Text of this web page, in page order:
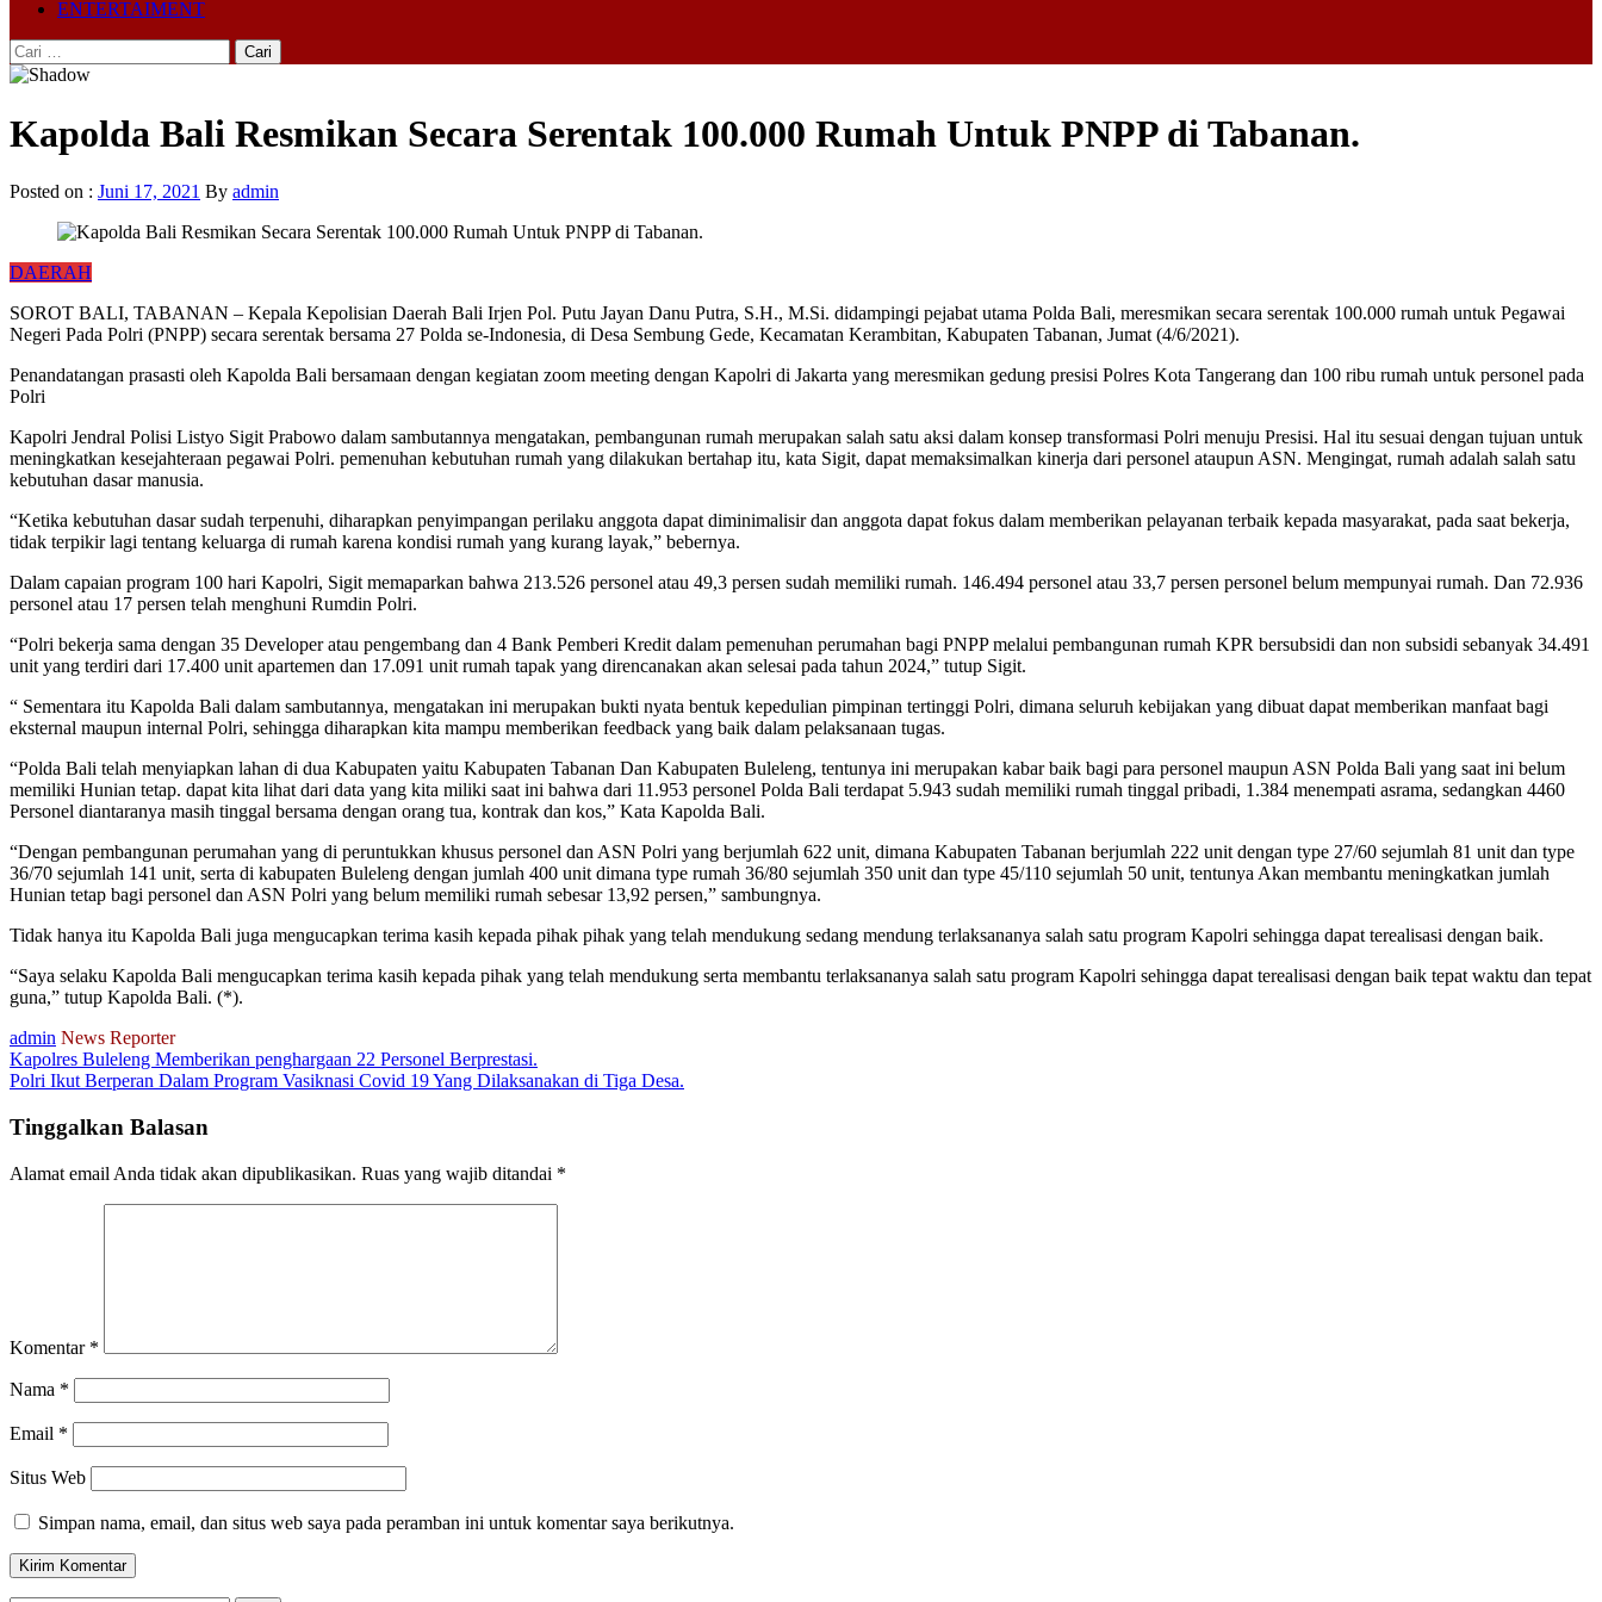
ENTERTAIMENT
Cari
untuk:
Kapolda Bali Resmikan Secara Serentak 100.000 Rumah Untuk PNPP di Tabanan.
Posted on : Juni 17, 2021 By admin
DAERAH
SOROT BALI, TABANAN – Kepala Kepolisian Daerah Bali Irjen Pol. Putu Jayan Danu Putra, S.H., M.Si. didampingi pejabat utama Polda Bali, meresmikan secara serentak 100.000 rumah untuk Pegawai
Negeri Pada Polri (PNPP) secara serentak bersama 27 Polda se-Indonesia, di Desa Sembung Gede, Kecamatan Kerambitan, Kabupaten Tabanan, Jumat (4/6/2021).
Penandatangan prasasti oleh Kapolda Bali bersamaan dengan kegiatan zoom meeting dengan Kapolri di Jakarta yang meresmikan gedung presisi Polres Kota Tangerang dan 100 ribu rumah untuk personel pada
Polri
Kapolri Jendral Polisi Listyo Sigit Prabowo dalam sambutannya mengatakan, pembangunan rumah merupakan salah satu aksi dalam konsep transformasi Polri menuju Presisi. Hal itu sesuai dengan tujuan untuk
meningkatkan kesejahteraan pegawai Polri. pemenuhan kebutuhan rumah yang dilakukan bertahap itu, kata Sigit, dapat memaksimalkan kinerja dari personel ataupun ASN. Mengingat, rumah adalah salah satu
kebutuhan dasar manusia.
“Ketika kebutuhan dasar sudah terpenuhi, diharapkan penyimpangan perilaku anggota dapat diminimalisir dan anggota dapat fokus dalam memberikan pelayanan terbaik kepada masyarakat, pada saat bekerja,
tidak terpikir lagi tentang keluarga di rumah karena kondisi rumah yang kurang layak,” bebernya.
Dalam capaian program 100 hari Kapolri, Sigit memaparkan bahwa 213.526 personel atau 49,3 persen sudah memiliki rumah. 146.494 personel atau 33,7 persen personel belum mempunyai rumah. Dan 72.936
personel atau 17 persen telah menghuni Rumdin Polri.
“Polri bekerja sama dengan 35 Developer atau pengembang dan 4 Bank Pemberi Kredit dalam pemenuhan perumahan bagi PNPP melalui pembangunan rumah KPR bersubsidi dan non subsidi sebanyak 34.491
unit yang terdiri dari 17.400 unit apartemen dan 17.091 unit rumah tapak yang direncanakan akan selesai pada tahun 2024,” tutup Sigit.
“ Sementara itu Kapolda Bali dalam sambutannya, mengatakan ini merupakan bukti nyata bentuk kepedulian pimpinan tertinggi Polri, dimana seluruh kebijakan yang dibuat dapat memberikan manfaat bagi
eksternal maupun internal Polri, sehingga diharapkan kita mampu memberikan feedback yang baik dalam pelaksanaan tugas.
“Polda Bali telah menyiapkan lahan di dua Kabupaten yaitu Kabupaten Tabanan Dan Kabupaten Buleleng, tentunya ini merupakan kabar baik bagi para personel maupun ASN Polda Bali yang saat ini belum
memiliki Hunian tetap. dapat kita lihat dari data yang kita miliki saat ini bahwa dari 11.953 personel Polda Bali terdapat 5.943 sudah memiliki rumah tinggal pribadi, 1.384 menempati asrama, sedangkan 4460
Personel diantaranya masih tinggal bersama dengan orang tua, kontrak dan kos,” Kata Kapolda Bali.
“Dengan pembangunan perumahan yang di peruntukkan khusus personel dan ASN Polri yang berjumlah 622 unit, dimana Kabupaten Tabanan berjumlah 222 unit dengan type 27/60 sejumlah 81 unit dan type
36/70 sejumlah 141 unit, serta di kabupaten Buleleng dengan jumlah 400 unit dimana type rumah 36/80 sejumlah 350 unit dan type 45/110 sejumlah 50 unit, tentunya Akan membantu meningkatkan jumlah
Hunian tetap bagi personel dan ASN Polri yang belum memiliki rumah sebesar 13,92 persen,” sambungnya.
Tidak hanya itu Kapolda Bali juga mengucapkan terima kasih kepada pihak pihak yang telah mendukung sedang mendung terlaksananya salah satu program Kapolri sehingga dapat terealisasi dengan baik.
“Saya selaku Kapolda Bali mengucapkan terima kasih kepada pihak yang telah mendukung serta membantu terlaksananya salah satu program Kapolri sehingga dapat terealisasi dengan baik tepat waktu dan tepat
guna,” tutup Kapolda Bali. (*).
admin News Reporter
Kapolres Buleleng Memberikan penghargaan 22 Personel Berprestasi.
Polri Ikut Berperan Dalam Program Vasiknasi Covid 19 Yang Dilaksanakan di Tiga Desa.
Tinggalkan Balasan
Alamat email Anda tidak akan dipublikasikan. Ruas yang wajib ditandai *
Komentar *
Nama *
Email *
Situs Web
Simpan nama, email, dan situs web saya pada peramban ini untuk komentar saya berikutnya.